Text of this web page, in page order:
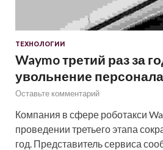
ТЕХНОЛОГИИ
Waymo третий раз за
увольнение персонала
Оставьте комментарий
Компания в сфере роботакси
проведении третьего этапа
год. Представитель сервиса